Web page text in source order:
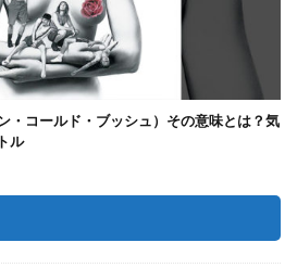
コールド・ブッシュ）その意味とは？気
ル